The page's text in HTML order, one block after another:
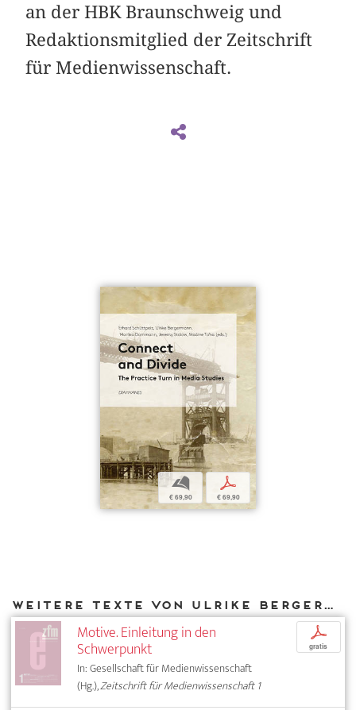
an der HBK Braunschweig und
Redaktionsmitglied der Zeitschrift
für Medienwissenschaft.
b
€ 69,90
p
€ 69,90
Weitere Texte von Ulrike Bergermann bei DIAPHANES
Motive. Einleitung in den
Schwerpunkt
In: Gesellschaft für Medienwissenschaft
(Hg.),Zeitschrift für Medienwissenschaft 1
p
gratis